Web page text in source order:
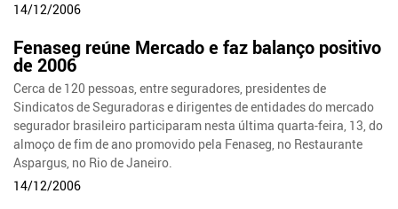
14/12/2006
Fenaseg reúne Mercado e faz balanço positivo
de 2006
Cerca de 120 pessoas, entre seguradores, presidentes de
Sindicatos de Seguradoras e dirigentes de entidades do mercado
segurador brasileiro participaram nesta última quarta-feira, 13, do
almoço de fim de ano promovido pela Fenaseg, no Restaurante
Aspargus, no Rio de Janeiro.
14/12/2006